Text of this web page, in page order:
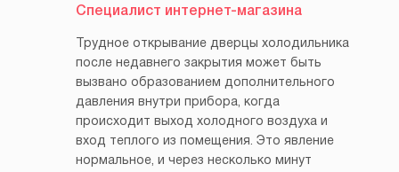
Специалист интернет-магазина
Трудное открывание дверцы холодильника
после недавнего закрытия может быть
вызвано образованием дополнительного
давления внутри прибора, когда
происходит выход холодного воздуха и
вход теплого из помещения. Это явление
нормальное, и через несколько минут